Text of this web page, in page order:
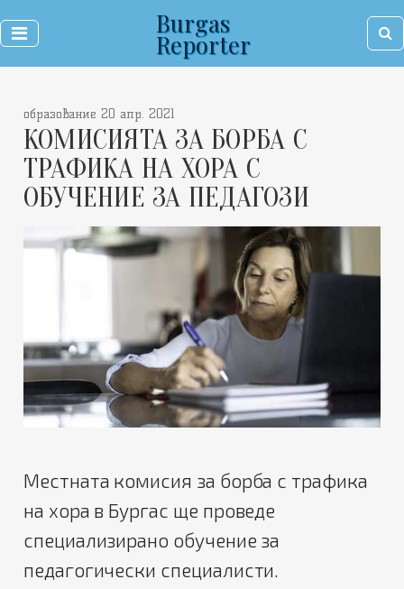
Burgas
Reporter
образование 20 апр. 2021
КОМИСИЯТА ЗА БОРБА С
ТРАФИКА НА ХОРА С
ОБУЧЕНИЕ ЗА ПЕДАГОЗИ
Местната комисия за борба с трафика
на хора в Бургас ще проведе
специализирано обучение за
педагогически специалисти.